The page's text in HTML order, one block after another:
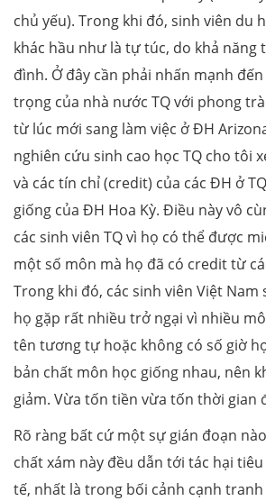
chủ yếu). Trong khi đó, sinh viên du
khác hầu như là tự túc, do khả năng
đình. Ở đây cần phải nhấn mạnh
trọng của nhà nước TQ với phong
từ lúc mới sang làm việc ở ĐH
nghiên cứu sinh cao học TQ cho tôi
và các tín chỉ (credit) của các ĐH ở
giống của ĐH Hoa Kỳ. Điều này vô
các sinh viên TQ vì họ có thể được
một số môn mà họ đã có credit từ
Trong khi đó, các sinh viên Việt
họ gặp rất nhiều trở ngại vì nhiều
tên tương tự hoặc không có số giờ
bản chất môn học giống nhau, nên
giảm. Vừa tốn tiền vừa tốn thời gian
Rõ ràng bất cứ một sự gián đoạn
chất xám này đều dẫn tới tác hại
tế, nhất là trong bối cảnh cạnh